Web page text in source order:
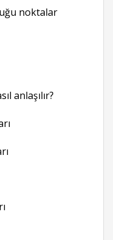
noktalar
anlaşılır?